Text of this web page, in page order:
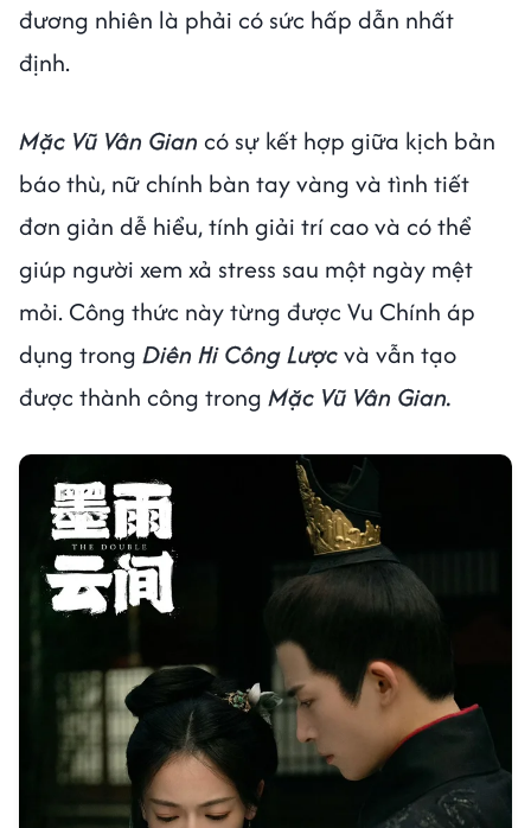
đương nhiên là phải có sức hấp dẫn nhất
định.
Mặc Vũ Vân Gian có sự kết hợp giữa kịch bản
báo thù, nữ chính bàn tay vàng và tình tiết
đơn giản dễ hiểu, tính giải trí cao và có thể
giúp người xem xả stress sau một ngày mệt
mỏi. Công thức này từng được Vu Chính áp
dụng trong Diên Hi Công Lượcvà vẫn tạo
được thành công trong Mặc Vũ Vân Gian.